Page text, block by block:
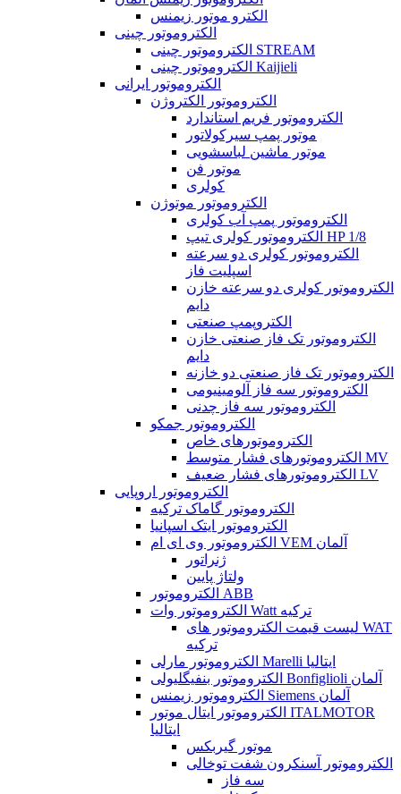
الکترو موتور زیمنس
الکتروموتور چینی
الکتروموتور چینی STREAM
الکتروموتور چینی Kaijieli
الکتروموتور ایرانی
الکتروموتور الکتروژن
الکتروموتور فریم استاندارد
موتور پمپ سیرکولاتور
موتور ماشین لباسشویی
موتور فن
کولری
الکتروموتور موتوژن
الکتروموتور پمپ آب کولری
الکتروموتور کولری تیپ HP 1/8
الکتروموتور کولری دو سرعته
اسپلیت فاز
الکتروموتور کولری دو سرعته خازن
دایم
الکتروپمپ صنعتی
الکتروموتور تک فاز صنعتی خازن
دایم
الکتروموتور تک فاز صنعتی دو خازنه
الکتروموتور سه فاز آلومینیومی
الکتروموتور سه فاز چدنی
الکتروموتور جمکو
الکتروموتورهای خاص
الکتروموتورهای فشار متوسط MV
الکتروموتورهای فشار ضعیف LV
الکتروموتور اروپایی
الکتروموتور گاماک ترکیه
الکتروموتور ایتک اسپانیا
الکتروموتور وی ای ام VEM آلمان
ژنراتور
ولتاژ پایین
الکتروموتور ABB
الکتروموتور وات Watt ترکیه
لیست قیمت الکتروموتور های WAT
ترکیه
الکتروموتور مارلی Marelli ایتالیا
الکتروموتور بنفیگلیولی Bonfiglioli آلمان
الکتروموتور زیمنس Siemens آلمان
الکتروموتور ایتال موتور ITALMOTOR
ایتالیا
موتور گیربکس
الکتروموتور آسنکرون شفت توخالی
سه فاز